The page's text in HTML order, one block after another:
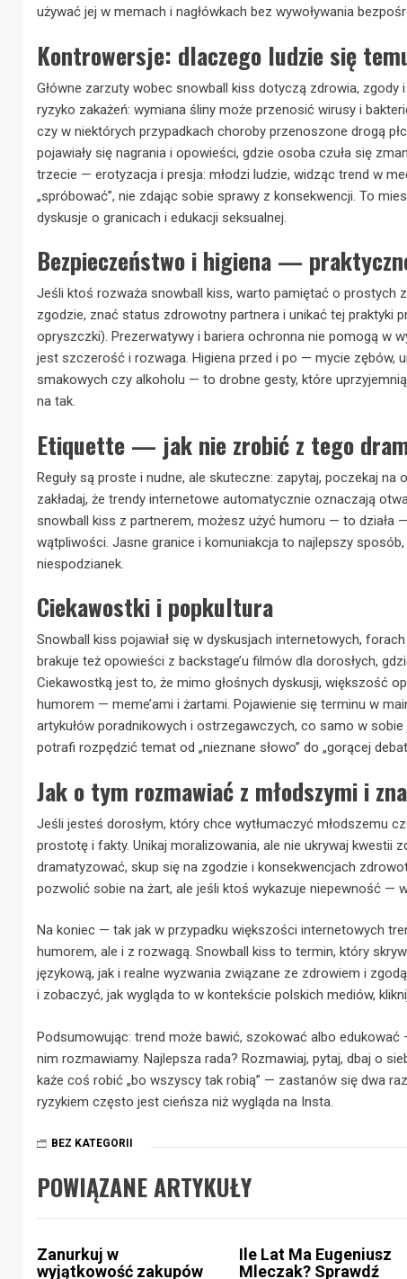
używać jej w memach i nagłówkach bez wywoływania
Kontrowersje: dlaczego ludzie się
Główne zarzuty wobec snowball kiss dotyczą zdrowia,
ryzyko zakażeń: wymiana śliny może przenosić wirusy i
czy w niektórych przypadkach choroby przenoszone drogą
pojawiały się nagrania i opowieści, gdzie osoba czuła się
trzecie — erotyzacja i presja: młodzi ludzie, widząc trend w
„spróbować”, nie zdając sobie sprawy z konsekwencji. To
dyskusje o granicach i edukacji seksualnej.
Bezpieczeństwo i higiena —
Jeśli ktoś rozważa snowball kiss, warto pamiętać o prostych
zgodzie, znać status zdrowotny partnera i unikać tej praktyki
opryszczki). Prezerwatywy i bariera ochronna nie pomogą w
jest szczerość i rozwaga. Higiena przed i po — mycie zębów,
smakowych czy alkoholu — to drobne gesty, które
na tak.
Etiquette — jak nie zrobić z tego
Reguły są proste i nudne, ale skuteczne: zapytaj, poczekaj na
zakładaj, że trendy internetowe automatycznie oznaczają
snowball kiss z partnerem, możesz użyć humoru — to działa
wątpliwości. Jasne granice i komuniakcja to najlepszy
niespodzianek.
Ciekawostki i popkultura
Snowball kiss pojawiał się w dyskusjach internetowych,
brakuje też opowieści z backstage’u filmów dla dorosłych,
Ciekawostką jest to, że mimo głośnych dyskusji, większość
humorem — meme’ami i żartami. Pojawienie się terminu w
artykułów poradnikowych i ostrzegawczych, co samo w
potrafi rozpędzić temat od „nieznane słowo” do „gorącej
Jak o tym rozmawiać z młodszymi i
Jeśli jesteś dorosłym, który chce wytłumaczyć młodszemu
prostotę i fakty. Unikaj moralizowania, ale nie ukrywaj kwestii
dramatyzować, skup się na zgodzie i konsekwencjach
pozwolić sobie na żart, ale jeśli ktoś wykazuje niepewność —
Na koniec — tak jak w przypadku większości internetowych
humorem, ale i z rozwagą. Snowball kiss to termin, który
językową, jak i realne wyzwania związane ze zdrowiem i
i zobaczyć, jak wygląda to w kontekście polskich mediów,
Podsumowując: trend może bawić, szokować albo
nim rozmawiamy. Najlepsza rada? Rozmawiaj, pytaj, dbaj o
każe coś robić „bo wszyscy tak robią” — zastanów się dwa
ryzykiem często jest cieńsza niż wygląda na Insta.
BEZ KATEGORII
POWIĄZANE ARTYKUŁY
Zanurkuj w
wyjątkowość zakupów
Ile Lat Ma Eugeniusz
Mleczak? Sprawdź